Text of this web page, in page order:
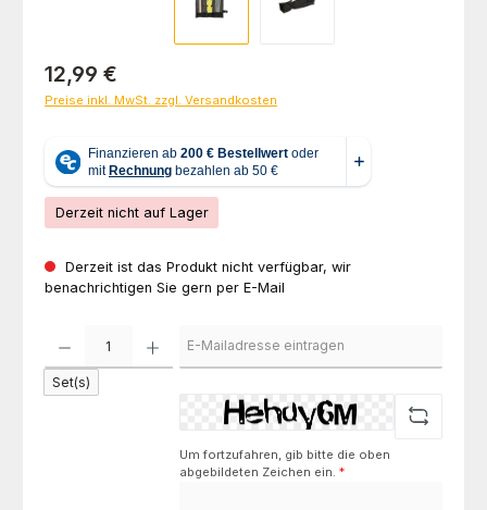
Regulärer Preis:
12,99 €
Preise inkl. MwSt. zzgl. Versandkosten
Derzeit nicht auf Lager
Derzeit ist das Produkt nicht verfügbar, wir
benachrichtigen Sie gern per E-Mail
Set(s)
Um fortzufahren, gib bitte die oben
abgebildeten Zeichen ein.*